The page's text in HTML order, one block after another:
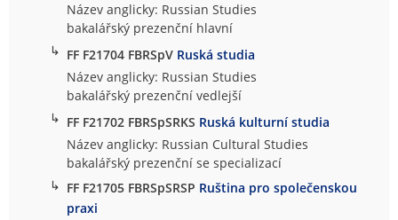
Název anglicky: Russian Studies
bakalářský prezenční hlavní
↳ FF F21704 FBRSpV Ruská studia
Název anglicky: Russian Studies
bakalářský prezenční vedlejší
↳ FF F21702 FBRSpSRKS Ruská kulturní studia
Název anglicky: Russian Cultural Studies
bakalářský prezenční se specializací
↳ FF F21705 FBRSpSRSP Ruština pro společenskou
praxi